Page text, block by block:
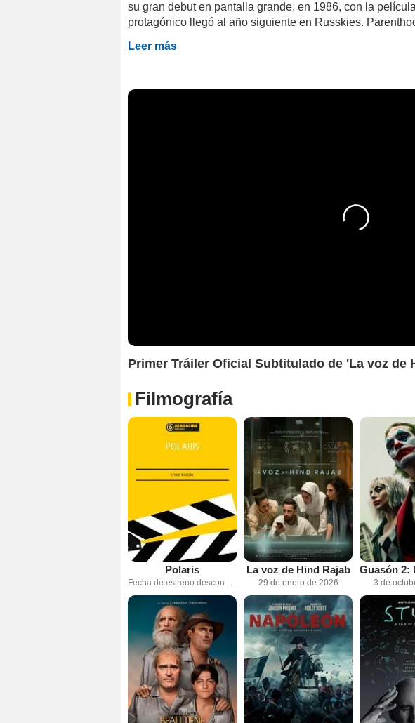
su gran debut en pantalla grande, en 1986, con la
protagónico llegó al año siguiente en Russkies.
Leer más
Primer Tráiler Oficial Subtitulado de 'La voz de
Filmografía
Polaris
Fecha de estreno desconocida
La voz de Hind Rajab
29 de enero de 2026 3 de